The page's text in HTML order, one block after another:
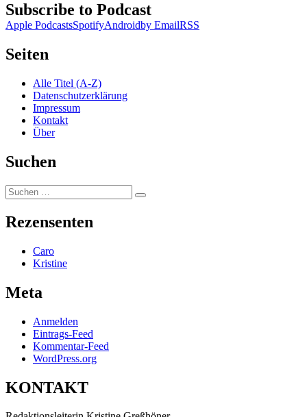
Subscribe to Podcast
Apple PodcastsSpotifyAndroidby EmailRSS
Seiten
Alle Titel (A-Z)
Datenschutzerklärung
Impressum
Kontakt
Über
Suchen
Suchen
nach:
Suchen
Rezensenten
Caro
Kristine
Meta
Anmelden
Eintrags-Feed
Kommentar-Feed
WordPress.org
KONTAKT